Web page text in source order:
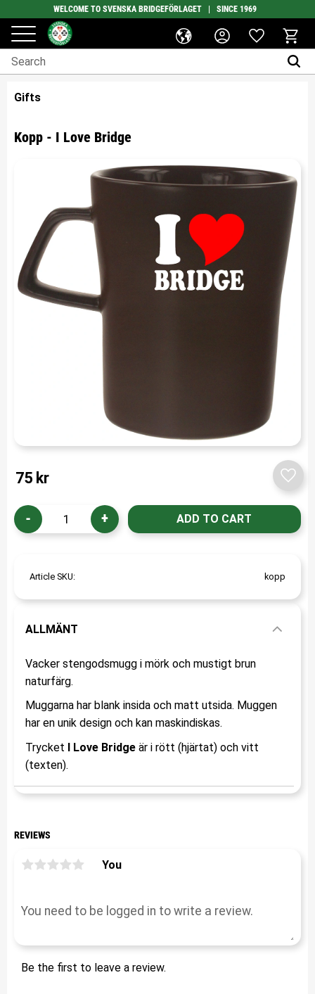
Menu
WELCOME TO SVENSKA BRIDGEFÖRLAGET | SINCE 1969
Favorites
Basket
Gifts
Kopp - I Love Bridge
75 kr
+
-
Add
Article SKU kopp
ALLMÄNT
Vacker stengodsmugg i mörk och mustigt brun
naturfärg.
Muggarna har blank insida och matt utsida. Muggen
har en unik design och kan maskindiskas.
Trycket I Love Bridge är i rött (hjärtat) och vitt
(texten).
REVIEWS
You
Be the first to leave a review.